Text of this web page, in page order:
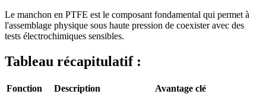
Le manchon en PTFE est le composant fondamental qui permet à
l'assemblage physique sous haute pression de coexister avec des
tests électrochimiques sensibles.
Tableau récapitulatif :
Fonction Description
Avantage clé